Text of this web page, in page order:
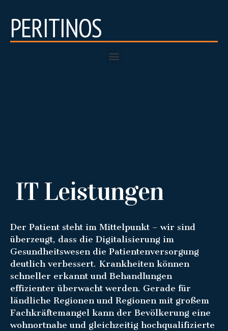
PERITINOS
IT Leistungen
Der Patient steht im Mittelpunkt – wir sind
überzeugt, dass die Digitalisierung im
Gesundheitswesen die Patientenversorgung
deutlich verbessert. Krankheiten können
schneller erkannt und Behandlungen
effizienter überwacht werden. Gerade für
ländliche Regionen und Regionen mit großem
Fachkräftemangel kann der Bevölkerung eine
wohnortnahe und gleichzeitig hochqualifizierte